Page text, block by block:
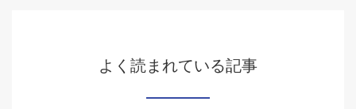
よく読まれている記事